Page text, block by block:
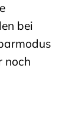
bei
noch